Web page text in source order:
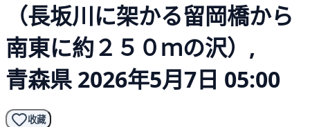
（長坂川に架かる留岡橋から
南東に約２５０ｍの沢）,
青森県 2026年5月7日 05:00
收藏